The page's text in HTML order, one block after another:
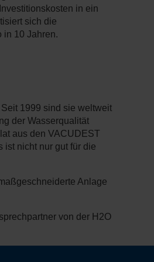
in ein
sich die
in 10 Jahren.
1999 sind sie weltweit
der Wasserqualität
aus den VACUDEST
ist nicht nur gut für die
Anlage
von der H2O